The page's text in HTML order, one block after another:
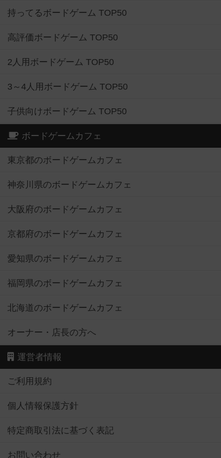
持ってるボードゲーム TOP50
高評価ボードゲーム TOP50
2人用ボードゲーム TOP50
3～4人用ボードゲーム TOP50
子供向けボードゲーム TOP50
ボードゲームカフェ
東京都のボードゲームカフェ
神奈川県のボードゲームカフェ
大阪府のボードゲームカフェ
京都府のボードゲームカフェ
愛知県のボードゲームカフェ
福岡県のボードゲームカフェ
北海道のボードゲームカフェ
オーナー・店長の方へ
運営者情報
ご利用規約
個人情報保護方針
特定商取引法に基づく表記
お問い合わせ